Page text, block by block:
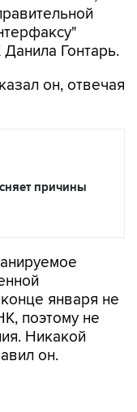
Гонтарь.
он, отвечая
причины
января не
поэтому не
Никакой
он.